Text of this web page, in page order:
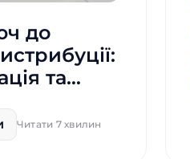
до
та
Читати 7 хвилин